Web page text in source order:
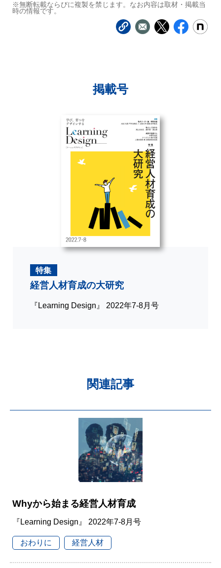
※無断転載ならびに複製を禁じます。なお内容は取材・掲載当
時の情報です。
掲載号
特集
経営人材育成の大研究
『Learning Design』 2022年7-8月号
関連記事
Whyから始まる経営人材育成
『Learning Design』 2022年7-8月号
おわりに 経営人材